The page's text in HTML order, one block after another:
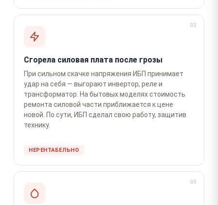
02
Сгорела силовая плата после грозы
При сильном скачке напряжения ИБП принимает
удар на себя — выгорают инвертор, реле и
трансформатор. На бытовых моделях стоимость
ремонта силовой части приближается к цене
новой. По сути, ИБП сделал свою работу, защитив
технику.
НЕРЕНТАБЕЛЬНО
03